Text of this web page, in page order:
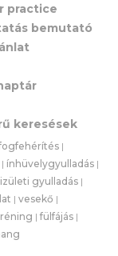
practice
bemutató
keresések
|
| ínhüvelygyulladás |
izületi gyulladás |
| vesekő |
|fülfájás |